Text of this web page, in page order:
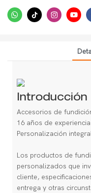
Introducción
Accesorios de
16 años de
Personalización
Los productos de
personalizados que
cliente,
entrega y otras